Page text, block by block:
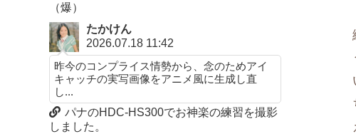
（爆）
たかけん
2026.07.18 11:42
昨今のコンプライス情勢から、念のためアイ
キャッチの実写画像をアニメ風に生成し直
し...
パナのHDC-HS300でお神楽の練習を撮影
しました。